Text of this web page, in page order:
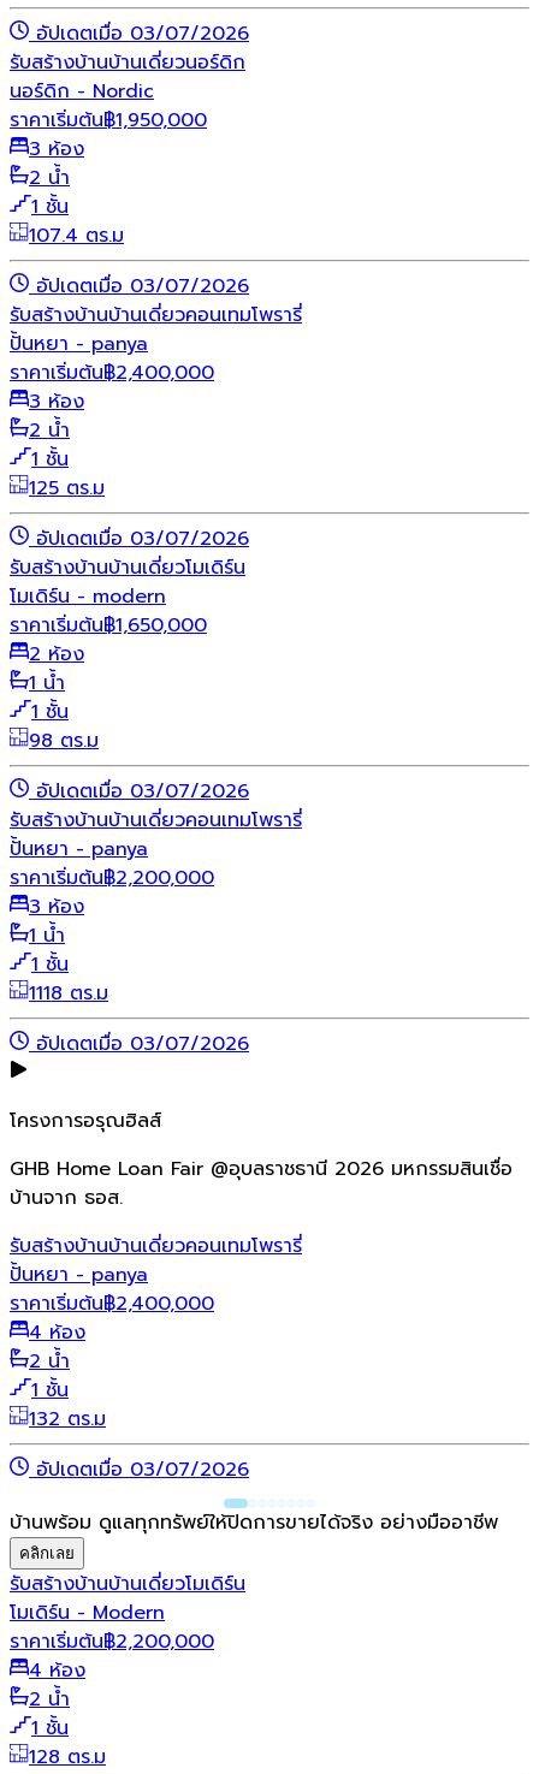
อัปเดตเมื่อ 03/07/2026
รับสร้างบ้านบ้านเดี่ยวนอร์ดิก
นอร์ดิก - Nordic
ราคาเริ่มต้น฿1,950,000
3 ห้อง
2 น้ำ
1 ชั้น
107.4 ตร.ม
อัปเดตเมื่อ 03/07/2026
รับสร้างบ้านบ้านเดี่ยวคอนเทมโพรารี่
ปั้นหยา - panya
ราคาเริ่มต้น฿2,400,000
3 ห้อง
2 น้ำ
1 ชั้น
125 ตร.ม
อัปเดตเมื่อ 03/07/2026
รับสร้างบ้านบ้านเดี่ยวโมเดิร์น
โมเดิร์น - modern
ราคาเริ่มต้น฿1,650,000
2 ห้อง
1 น้ำ
1 ชั้น
98 ตร.ม
อัปเดตเมื่อ 03/07/2026
รับสร้างบ้านบ้านเดี่ยวคอนเทมโพรารี่
ปั้นหยา - panya
ราคาเริ่มต้น฿2,200,000
3 ห้อง
1 น้ำ
1 ชั้น
1118 ตร.ม
อัปเดตเมื่อ 03/07/2026
โครงการอรุณฮิลส์
GHB Home Loan Fair @อุบลราชธานี 2026 มหกรรมสินเชื่อ
บ้านจาก ธอส.
รับสร้างบ้านบ้านเดี่ยวคอนเทมโพรารี่
ปั้นหยา - panya
ราคาเริ่มต้น฿2,400,000
4 ห้อง
2 น้ำ
1 ชั้น
132 ตร.ม
อัปเดตเมื่อ 03/07/2026
บ้านพร้อม ดูแลทุกทรัพย์ให้ปิดการขายได้จริง อย่างมืออาชีพ
คลิกเลย
รับสร้างบ้านบ้านเดี่ยวโมเดิร์น
โมเดิร์น - Modern
ราคาเริ่มต้น฿2,200,000
4 ห้อง
2 น้ำ
1 ชั้น
128 ตร.ม